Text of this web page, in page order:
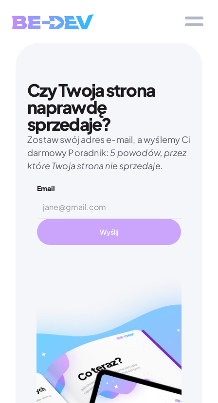
Czy Twoja strona
naprawdę
sprzedaje?
Zostaw swój adres e-mail, a wyślemy Ci
darmowy Poradnik: 5 powodów, przez
które Twoja strona nie sprzedaje.
Email
Wyślij